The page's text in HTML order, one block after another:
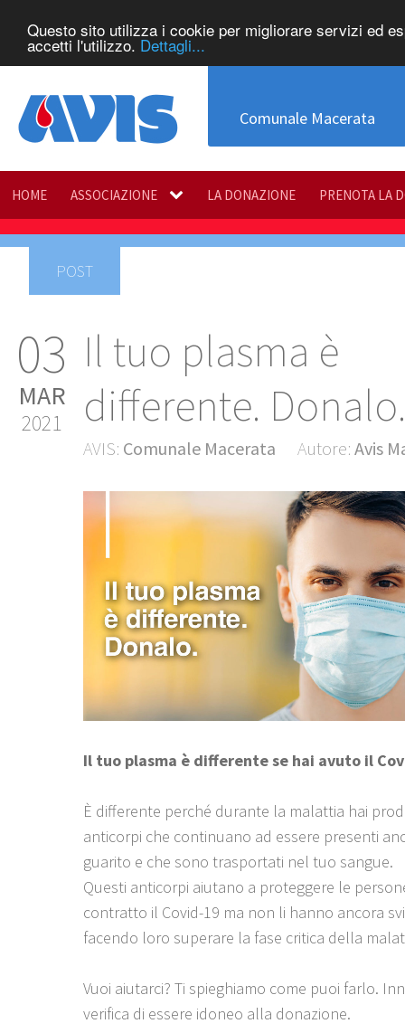
Questo sito utilizza i cookie per migliorare servizi ed
accetti l'utilizzo. Dettagli...
Comunale Macerata
HOME ASSOCIAZIONE LA DONAZIONE PRENOTA LA
POST
03
MAR
2021
Il tuo plasma è
differente. Donalo.
AVIS: Comunale Macerata Autore: Avis
Il tuo plasma è differente se hai avuto il
È differente perché durante la malattia hai
anticorpi che continuano ad essere presenti
guarito e che sono trasportati nel tuo sangue.
Questi anticorpi aiutano a proteggere le
contratto il Covid-19 ma non li hanno ancora
facendo loro superare la fase critica della
Vuoi aiutarci? Ti spieghiamo come puoi farlo.
verifica di essere idoneo alla donazione.